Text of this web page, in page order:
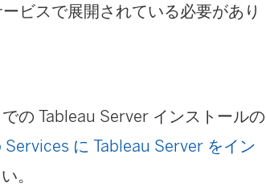
ビスで展開されている必要があり
での Tableau Server インストールの
Services に Tableau Server をイン
。